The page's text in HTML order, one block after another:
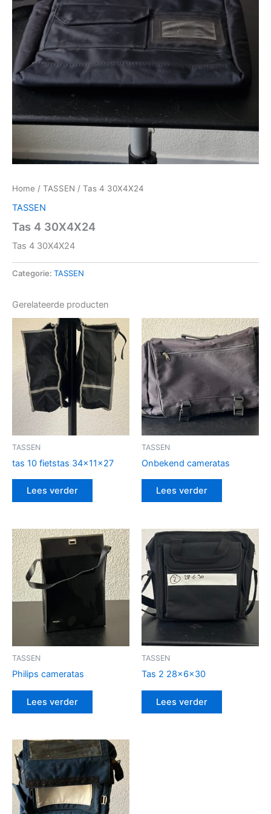
Home / TASSEN / Tas 4 30X4X24
TASSEN
Tas 4 30X4X24
Tas 4 30X4X24
Categorie: TASSEN
Gerelateerde producten
TASSEN
tas 10 fietstas 34x11x27
Lees verder
TASSEN
Onbekend cameratas
Lees verder
TASSEN
Philips cameratas
Lees verder
TASSEN
Tas 2 28x6x30
Lees verder